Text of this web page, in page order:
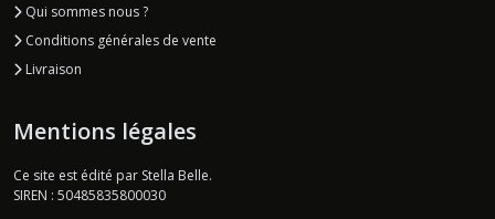
Qui sommes nous ?
Conditions générales de vente
Livraison
Mentions légales
Ce site est édité par Stella Belle.
SIREN : 50485835800030